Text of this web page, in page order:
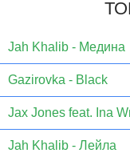
Jаh Khаlib - Медина
Gazirovka - Black
Jax Jones feat. Ina
Jah Khalib - Лейла